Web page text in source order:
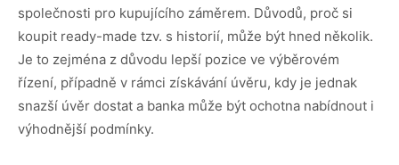
společnosti pro kupujícího záměrem. Důvodů, proč si
koupit ready-made tzv. s historií, může být hned několik.
Je to zejména z důvodu lepší pozice ve výběrovém
řízení, případně v rámci získávání úvěru, kdy je jednak
snazší úvěr dostat a banka může být ochotna nabídnout i
výhodnější podmínky.